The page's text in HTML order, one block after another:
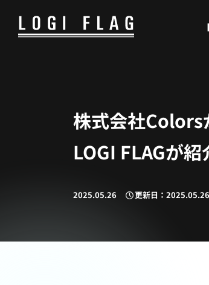
株式会社Colors
LOGI FLAGが紹
2025.05.26 更新日：2025.05.26